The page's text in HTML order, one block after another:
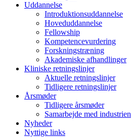
Uddannelse
Introduktionsuddannelse
Hoveduddannelse
Fellowship
Kompetencevurdering
Forskningstræning
Akademiske afhandlinger
Kliniske retningslinjer
Aktuelle retningslinjer
Tidligere retningslinjer
Årsmøder
Tidligere årsmøder
Samarbejde med industrien
Nyheder
Nyttige links